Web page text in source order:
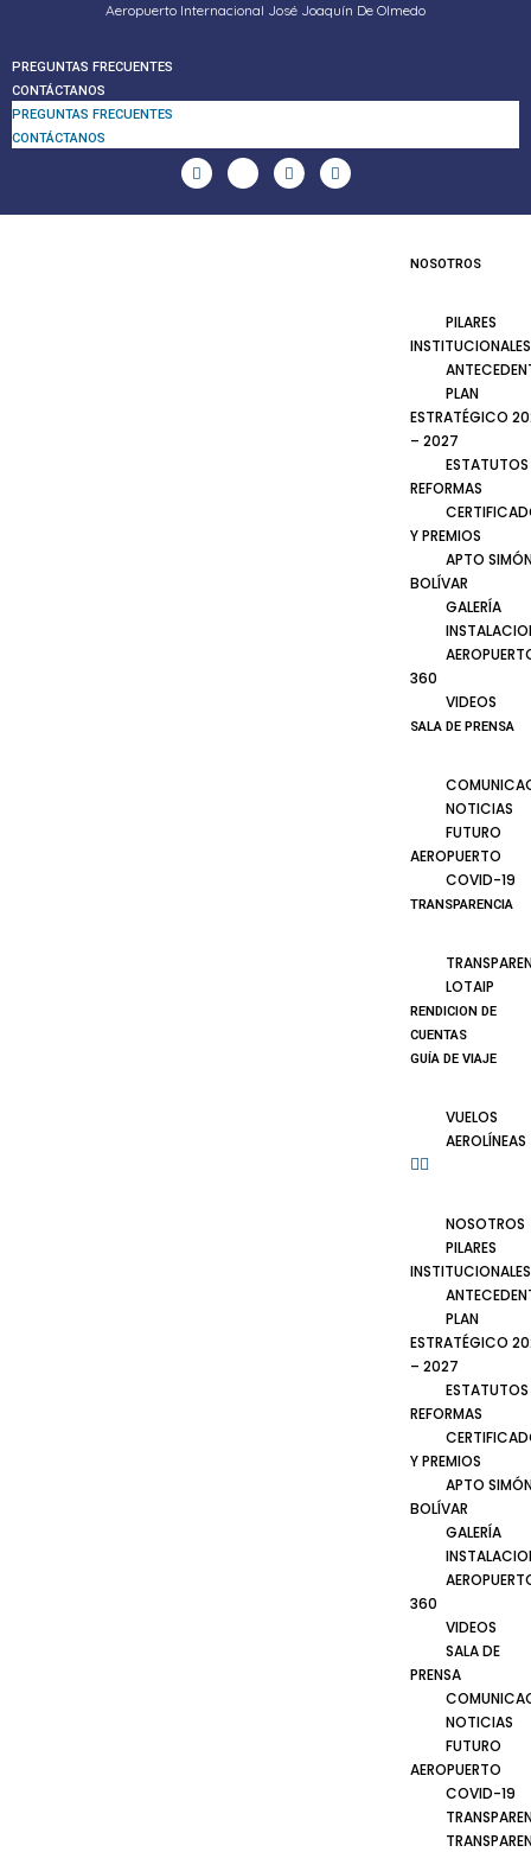
Aeropuerto Internacional José Joaquín De Olmedo
PREGUNTAS FRECUENTES
CONTÁCTANOS
PREGUNTAS FRECUENTES
CONTÁCTANOS
NOSOTROS
PILARES
INSTITUCIONALES
PLAN
ESTRATÉGICO
– 2027
ESTATUTOS
REFORMAS
Y PREMIOS
APTO
BOLÍVAR
GALERÍA
360
VIDEOS
SALA DE PRENSA
NOTICIAS
FUTURO
AEROPUERTO
COVID-19
TRANSPARENCIA
LOTAIP
RENDICION DE
CUENTAS
GUÍA DE VIAJE
VUELOS
AEROLÍNEAS
NOSOTROS
PILARES
INSTITUCIONALES
PLAN
ESTRATÉGICO
– 2027
ESTATUTOS
REFORMAS
Y PREMIOS
APTO
BOLÍVAR
GALERÍA
360
VIDEOS
SALA DE
PRENSA
NOTICIAS
FUTURO
AEROPUERTO
COVID-19